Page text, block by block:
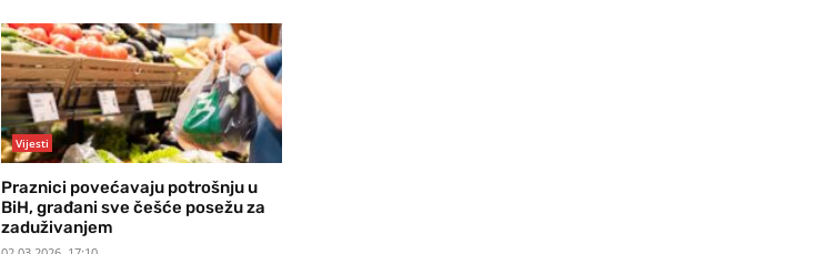
Vijesti
Praznici povećavaju potrošnju u
BiH, građani sve češće posežu za
zaduživanjem